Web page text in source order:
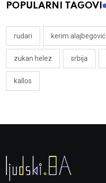
POPULARNI TAGOVI
rudari kerim alajbegović
zukan helez srbija
kallos